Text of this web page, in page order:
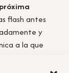
flash antes
y
a la que